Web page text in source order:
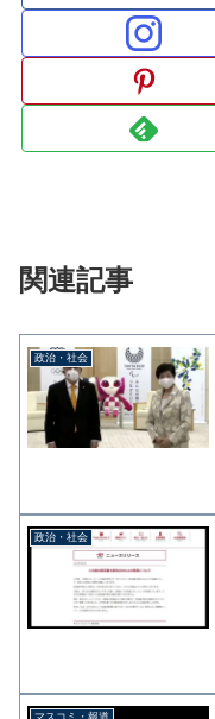
関連記事
政治・社会
政治・社会